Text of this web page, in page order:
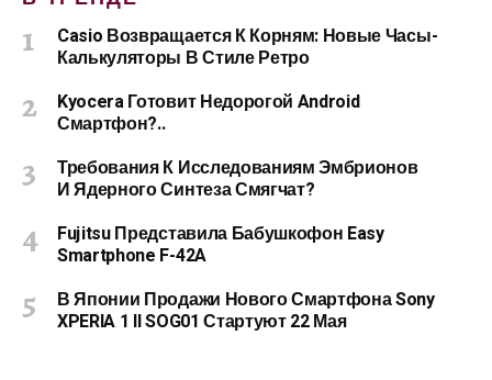
Casio Возвращается К Корням: Новые Часы-
Калькуляторы В Стиле Ретро
Kyocera Готовит Недорогой Android
Смартфон?..
Требования К Исследованиям Эмбрионов
И Ядерного Синтеза Смягчат?
Fujitsu Представила Бабушкофон Easy
Smartphone F-42A
В Японии Продажи Нового Смартфона Sony
XPERIA 1 II SOG01 Стартуют 22 Мая